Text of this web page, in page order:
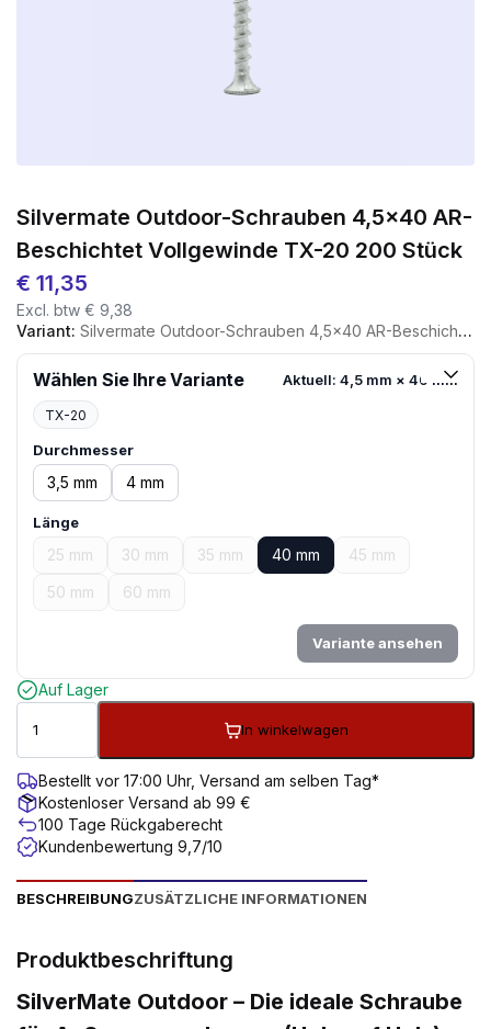
Silvermate Outdoor-Schrauben 4,5×40 AR-
Beschichtet Vollgewinde TX-20 200 Stück
€ 11,35
Excl. btw € 9,38
Variant: Silvermate Outdoor-Schrauben 4,5×40 AR-Beschichtet Vollgewinde TX-20 200 Stück
Wählen Sie Ihre Variante Aktuell: 4,5 mm × 40 mm
TX-20
Durchmesser
3,5 mm 4 mm
Länge
25 mm 30 mm 35 mm 40 mm
45 mm
50 mm
60 mm
Variante ansehen
Auf Lager
In winkelwagen
Bestellt vor 17:00 Uhr, Versand am selben Tag*
Kostenloser Versand ab 99 €
100 Tage Rückgaberecht
Kundenbewertung 9,7/10
BESCHREIBUNGZUSÄTZLICHE INFORMATIONEN
Produktbeschriftung
SilverMate Outdoor – Die ideale Schraube